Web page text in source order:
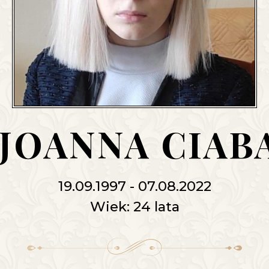
19.09.1997 - 07.08.2022
Wiek: 24 lata